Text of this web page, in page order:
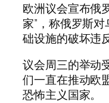
欧洲议会宣布俄
家”，称俄罗斯
础设施的破坏违
议会周三的举动
们一直在推动欧
恐怖主义国家。